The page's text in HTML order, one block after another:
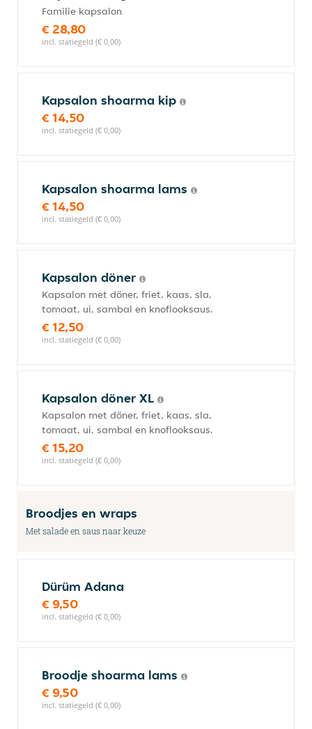
Familie kapsalon
€ 28,80
incl. statiegeld (€ 0,00)
Kapsalon shoarma kip
€ 14,50
incl. statiegeld (€ 0,00)
Kapsalon shoarma lams
€ 14,50
incl. statiegeld (€ 0,00)
Kapsalon döner
Kapsalon met döner, friet, kaas, sla,
tomaat, ui, sambal en knoflooksaus.
€ 12,50
incl. statiegeld (€ 0,00)
Kapsalon döner XL
Kapsalon met döner, friet, kaas, sla,
tomaat, ui, sambal en knoflooksaus.
€ 15,20
incl. statiegeld (€ 0,00)
Broodjes en wraps
Met salade en saus naar keuze
Dürüm Adana
€ 9,50
incl. statiegeld (€ 0,00)
Broodje shoarma lams
€ 9,50
incl. statiegeld (€ 0,00)